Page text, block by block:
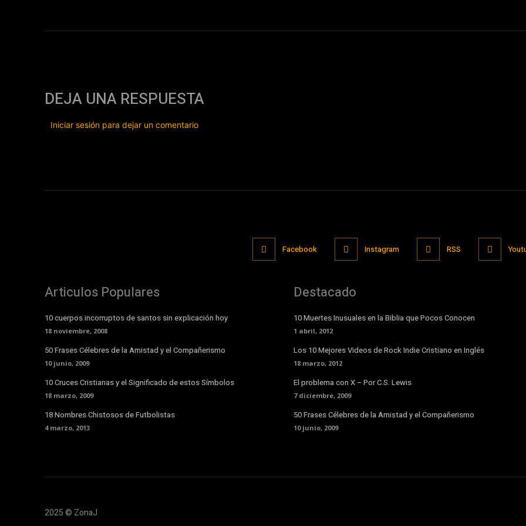
DEJA UNA RESPUESTA
Iniciar sesión para dejar un comentario
Facebook Instagram RSS
Articulos Populares
10 cuerpos incorruptos de santos sin explicación hoy
18 noviembre, 2008
50 Frases Célebres de la Amistad y el Compañerismo
10 junio, 2009
10 Cruces Cristianas y el Significado de estos Símbolos
18 marzo, 2009
18 Nombres Chistosos de Futbolistas
4 marzo, 2013
Destacado
10 Muertes Inusuales en la Biblia que Pocos Conocen
1 abril, 2012
Los 10 Mejores Videos de Rock Indie Cristiano en Inglés
18 marzo, 2012
El problema con X – Por C.S. Lewis
7 diciembre, 2009
50 Frases Célebres de la Amistad y el Compañerismo
10 junio, 2009
2025 © ZonaJ